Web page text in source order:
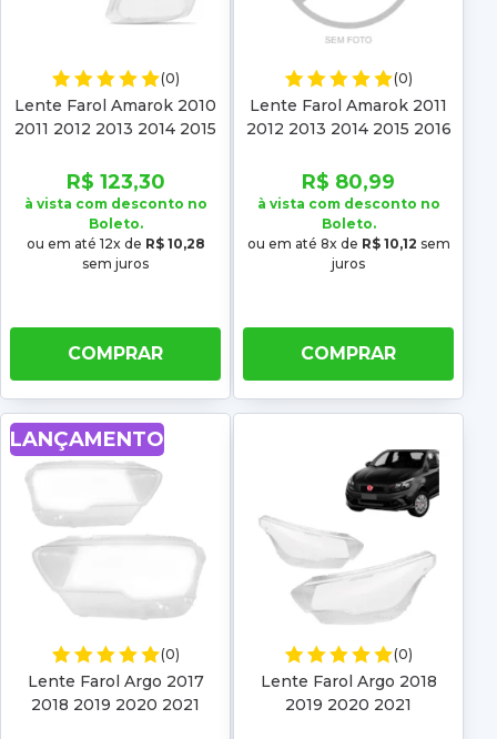
(0)
Lente Farol Amarok 2010
2011 2012 2013 2014 2015
R$ 123,30
à vista com desconto no
Boleto.
ou em até 12x de R$ 10,28
sem juros
COMPRAR
(0)
Lente Farol Amarok 2011
2012 2013 2014 2015 2016
R$ 80,99
à vista com desconto no
Boleto.
ou em até 8x de R$ 10,12 sem
juros
COMPRAR
LANÇAMENTO
(0)
Lente Farol Argo 2017
2018 2019 2020 2021
(0)
Lente Farol Argo 2018
2019 2020 2021